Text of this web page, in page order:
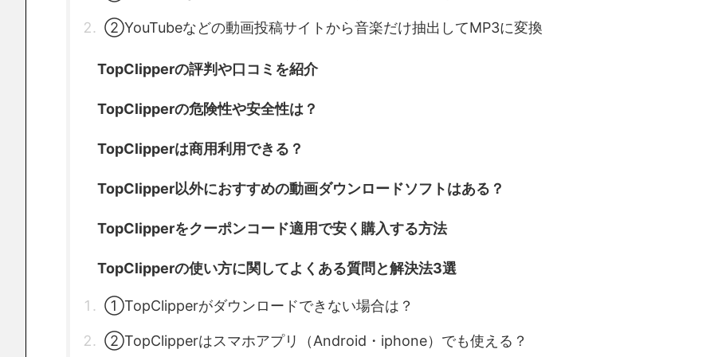
②YouTubeなどの動画投稿サイトから音楽だけ抽出してMP3に変換
TopClipperの評判や口コミを紹介
TopClipperの危険性や安全性は？
TopClipperは商用利用できる？
TopClipper以外におすすめの動画ダウンロードソフトはある？
TopClipperをクーポンコード適用で安く購入する方法
TopClipperの使い方に関してよくある質問と解決法3選
①TopClipperがダウンロードできない場合は？
②TopClipperはスマホアプリ（Android・iphone）でも使える？